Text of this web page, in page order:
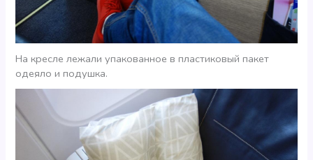
На кресле лежали упакованное в пластиковый пакет
одеяло и подушка.